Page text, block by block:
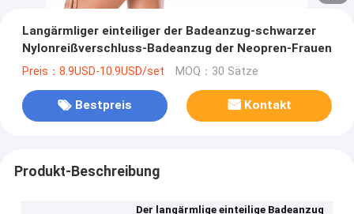
Langärmliger einteiliger der Badeanzug-schwarzer
Nylonreißverschluss-Badeanzug der Neopren-Frauen
Preis：8.9USD-10.9USD/set MOQ：30 Sätze
Bestpreis Kontakt
Produkt-Beschreibung
Der langärmlige einteilige Badeanzug